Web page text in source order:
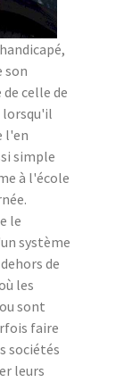
son
celle de
lorsqu'il
l'en
simple
à l'école
le
système
de
les
sont
faire
sociétés
leurs